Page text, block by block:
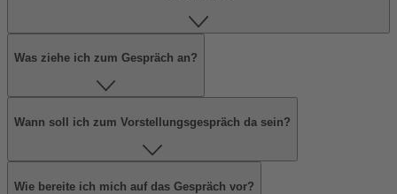
Was ziehe ich zum Gespräch an?
Wann soll ich zum Vorstellungsgespräch da sein?
Wie bereite ich mich auf das Gespräch vor?